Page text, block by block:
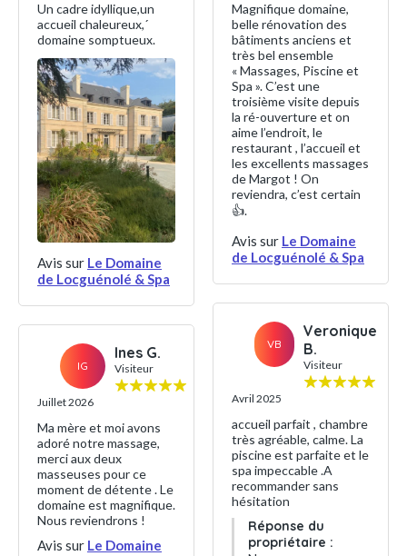
Un cadre idyllique,un
accueil chaleureux,´
domaine somptueux.
Avis sur Le Domaine
de Locguénolé & Spa
IG
Ines G.
Visiteur
Juillet 2026
Ma mère et moi avons
adoré notre massage,
merci aux deux
masseuses pour ce
moment de détente . Le
domaine est magnifique.
Nous reviendrons !
Avis sur Le Domaine
Magnifique domaine,
belle rénovation des
bâtiments anciens et
très bel ensemble
« Massages, Piscine et
Spa ». C’est une
troisième visite depuis
la ré-ouverture et on
aime l’endroit, le
restaurant , l’accueil et
les excellents massages
de Margot ! On
reviendra, c’est certain
👍.
Avis sur Le Domaine
de Locguénolé & Spa
VB
Veronique
B.
Visiteur
Avril 2025
accueil parfait , chambre
très agréable, calme. La
piscine est parfaite et le
spa impeccable .A
recommander sans
hésitation
Réponse du
propriétaire :